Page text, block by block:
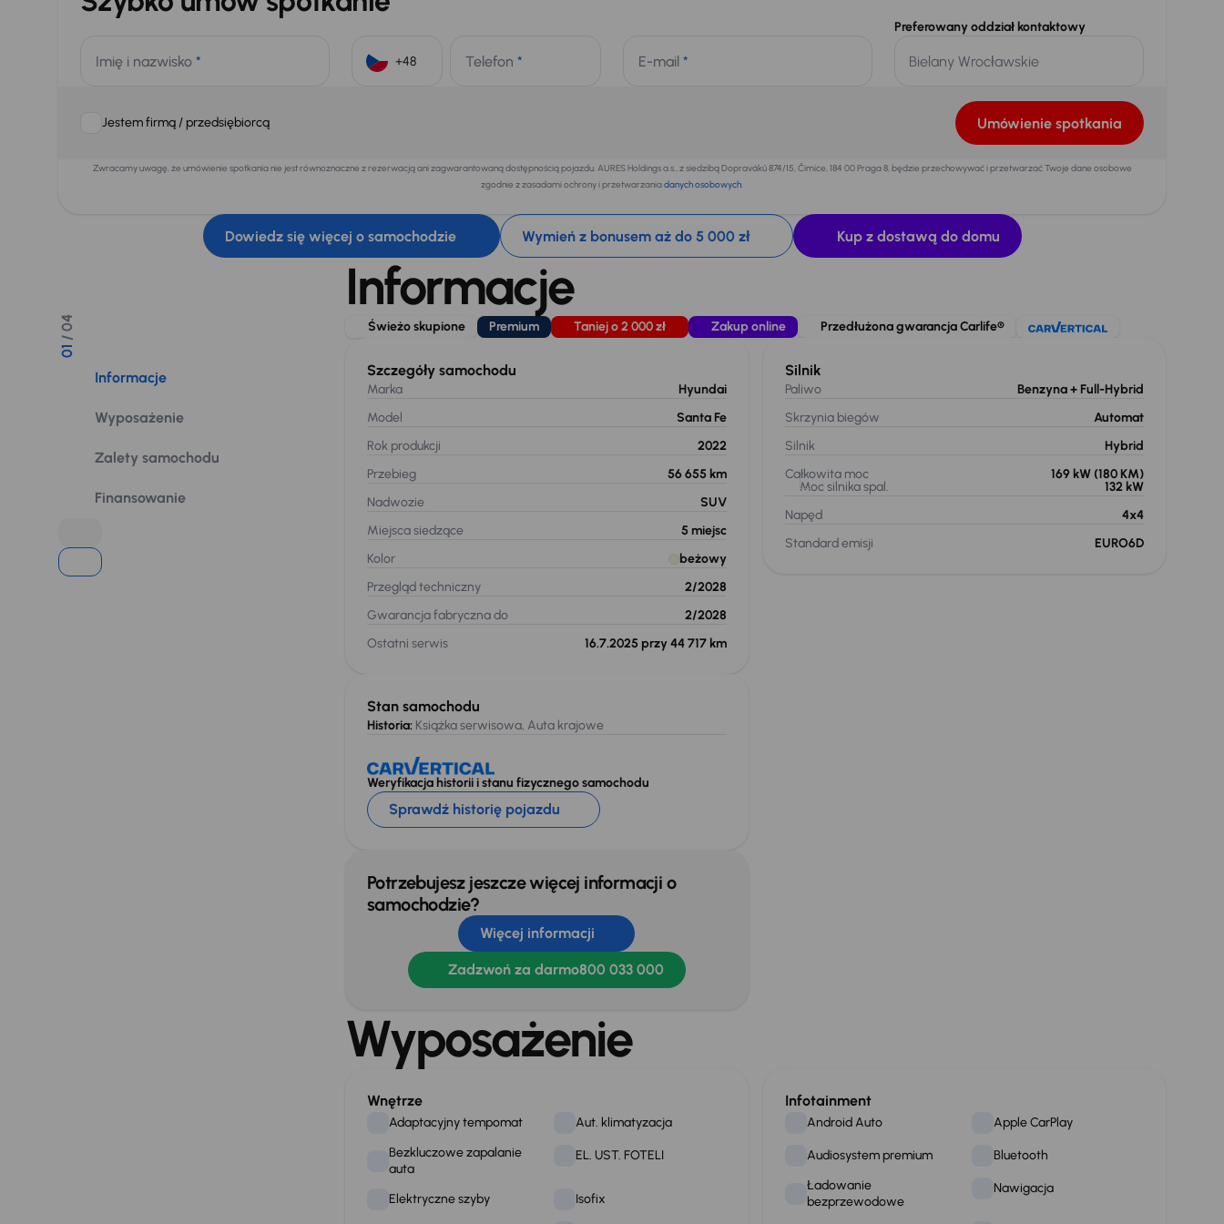
Imię i nazwisko * Telefon * E-mail *
Preferowany oddział kontaktowy
Jestem firmą / przedsiębiorcą Umówienie spotkania
Zwracamy uwagę, że umówienie spotkania nie jest równoznaczne z rezerwacją ani zagwarantowaną dostępnością pojazdu. AURES Holdings a.s., z siedzibą Dopraváků 874/15, Čimice, 184 00 Praga 8, będzie przechowywać i przetwarzać Twoje dane osobowe
zgodnie z zasadami ochrony i przetwarzaniadanych osobowych.
Dowiedz się więcej o samochodzie Wymień z bonusem aż do 5 000 zł Kup z dostawą do domu
01
/ 04
Informacje
Wyposażenie
Zalety samochodu
Finansowanie
Informacje
Świeżo skupione Premium Taniej o 2 000 zł Zakup online Przedłużona gwarancja Carlife®
Szczegóły samochodu
Marka
Hyundai
Model
Santa Fe
Rok produkcji
2022
Przebieg
56 655 km
Nadwozie
SUV
Miejsca siedzące
5 miejsc
Kolor
beżowy
Przegląd techniczny
2/2028
Gwarancja fabryczna do
2/2028
Ostatni serwis
16.7.2025 przy 44 717 km
Stan samochodu
Historia: Książka serwisowa, Auta krajowe
Weryfikacja historii i stanu fizycznego samochodu
Sprawdź historię pojazdu
Potrzebujesz jeszcze więcej informacji o
samochodzie?
Więcej informacji
Zadzwoń za darmo800 033 000
Silnik
Paliwo Benzyna+ Full-Hybrid
Skrzynia biegów
Automat
Silnik
Hybrid
Całkowita moc
169 kW (180 KM)
Moc silnika spal.
132 kW
Napęd
4x4
Standard emisji
EURO6D
Wyposażenie
Wnętrze
Adaptacyjny tempomat
Aut. klimatyzacja
Bezkluczowe zapalanie
auta
EL. UST. FOTELI
Elektryczne szyby
Isofix
Infotainment
Android Auto Apple CarPlay
Audiosystem premium
Bluetooth
Ładowanie
bezprzewodowe
Nawigacja